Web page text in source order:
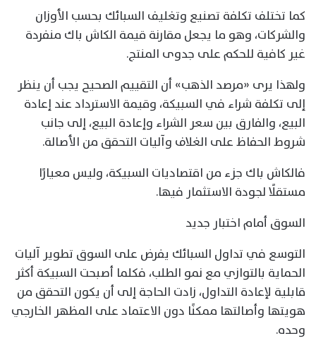
كما تختلف تكلفة تصنيع وتغليف السبائك بحسب الأوزان
والشركات، وهو ما يجعل مقارنة قيمة الكاش باك منفردة
غير كافية للحكم على جدوى المنتج.
ولهذا يرى «مرصد الذهب» أن التقييم الصحيح يجب أن ينظر
إلى تكلفة شراء في السبيكة، وقيمة الاسترداد عند إعادة
البيع، والفارق بين سعر الشراء وإعادة البيع، إلى جانب
شروط الحفاظ على الغلاف وآليات التحقق من الأصالة.
فالكاش باك جزء من اقتصاديات السبيكة، وليس معيارًا
مستقلًا لجودة الاستثمار فيها.
السوق أمام اختبار جديد
التوسع في تداول السبائك يفرض على السوق تطوير آليات
الحماية بالتوازي مع نمو الطلب، فكلما أصبحت السبيكة أكثر
قابلية لإعادة التداول، زادت الحاجة إلى أن يكون التحقق من
هويتها وأصالتها ممكنًا دون الاعتماد على المظهر الخارجي
وحده.